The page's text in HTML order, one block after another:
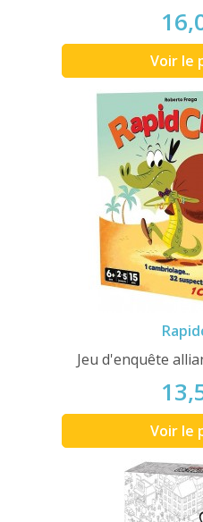
Voir le
Jeu d'enquête
Voir le